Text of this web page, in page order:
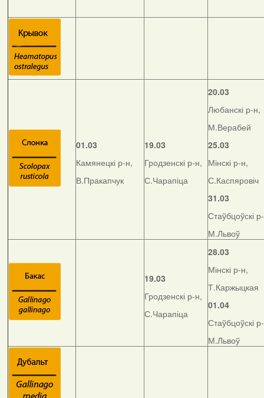
01.03
Камянецкі р-н,
В.Пракапчук
19.03
Гродзенскі р-н,
С.Чарапіца
20.03
Любанскі р-н,
М.Верабей
25.03
Мінскі р-н,
С.Каспяровіч
31.03
Стаўбцоўскі
М.Львоў
19.03
Гродзенскі р-н,
С.Чарапіца
28.03
Мінскі р-н,
Т.Каржыцкая
01.04
Стаўбцоўскі
М.Львоў